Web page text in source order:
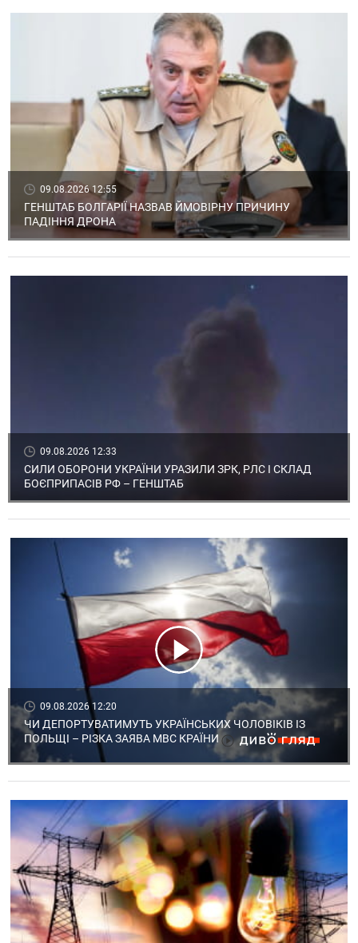
09.08.2026 12:55
ГЕНШТАБ БОЛГАРІЇ НАЗВАВ ЙМОВІРНУ ПРИЧИНУ
ПАДІННЯ ДРОНА
09.08.2026 12:33
СИЛИ ОБОРОНИ УКРАЇНИ УРАЗИЛИ ЗРК, РЛС І СКЛАД
БОЄПРИПАСІВ РФ – ГЕНШТАБ
09.08.2026 12:20
ЧИ ДЕПОРТУВАТИМУТЬ УКРАЇНСЬКИХ ЧОЛОВІКІВ ІЗ
ПОЛЬЩІ – РІЗКА ЗАЯВА МВС КРАЇНИ